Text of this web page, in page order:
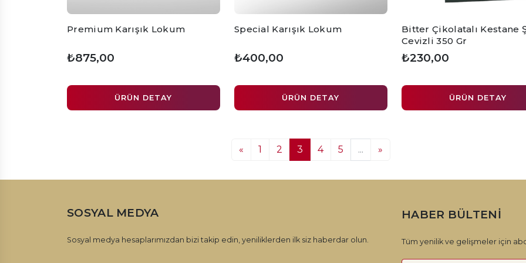
Premium Karışık Lokum
₺875,00
ÜRÜN DETAY
Special Karışık Lokum
₺400,00
ÜRÜN DETAY
Bitter Çikolatalı Kestane
Cevizli 350 Gr
₺230,00
ÜRÜN DETAY
« 1 2 3 4 5 ... »
SOSYAL MEDYA
Sosyal medya hesaplarımızdan bizi takip edin, yeniliklerden ilk siz haberdar olun.
HABER BÜLTENI
Tüm yenilik ve gelişmeler için